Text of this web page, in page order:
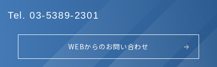
Tel. 03-5389-2301
WEBからのお問い合わせ